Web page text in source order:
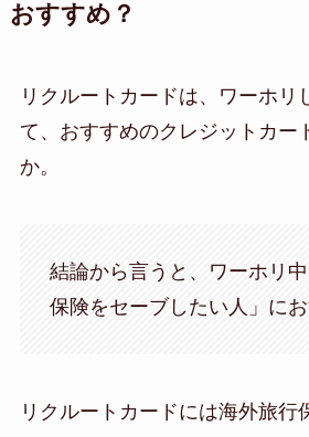
おすすめ？
リクルートカードは、ワーホリ
て、おすすめのクレジットカー
か。
結論から言うと、ワーホリ
保険をセーブしたい人」にお
リクルートカードには海外旅行